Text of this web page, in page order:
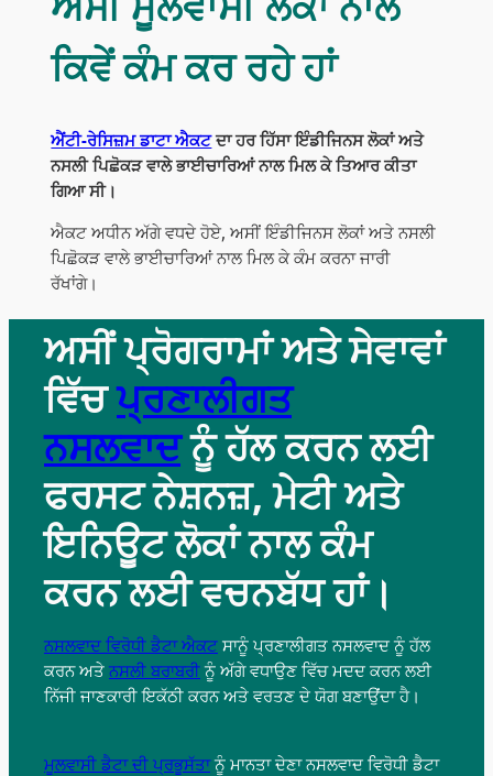
ਕਿਵੇਂ ਕੰਮ ਕਰ ਰਹੇ ਹਾਂ
ਐਂਟੀ-ਰੇਸਿਜ਼ਮ ਡਾਟਾ ਐਕਟਦਾ ਹਰ ਹਿੱਸਾ ਇੰਡੀਜਿਨਸ ਲੋਕਾਂ ਅਤੇ
ਨਸਲੀ ਪਿਛੋਕੜ ਵਾਲੇ ਭਾਈਚਾਰਿਆਂ ਨਾਲ ਮਿਲ ਕੇ ਤਿਆਰ ਕੀਤਾ
ਗਿਆ ਸੀ।
ਐਕਟ ਅਧੀਨ ਅੱਗੇ ਵਧਦੇ ਹੋਏ, ਅਸੀਂ ਇੰਡੀਜਿਨਸ ਲੋਕਾਂ ਅਤੇ ਨਸਲੀ
ਪਿਛੋਕੜ ਵਾਲੇ ਭਾਈਚਾਰਿਆਂ ਨਾਲ ਮਿਲ ਕੇ ਕੰਮ ਕਰਨਾ ਜਾਰੀ
ਰੱਖਾਂਗੇ।
ਅਸੀਂ ਪ੍ਰੋਗਰਾਮਾਂ ਅਤੇ ਸੇਵਾਵਾਂ
ਵਿੱਚਪ੍ਰਣਾਲੀਗਤ
ਨਸਲਵਾਦਨੂੰ ਹੱਲ ਕਰਨ ਲਈ
ਫਰਸਟ ਨੇਸ਼ਨਜ਼, ਮੇਟੀ ਅਤੇ
ਇਨਿਊਟ ਲੋਕਾਂ ਨਾਲ ਕੰਮ
ਕਰਨ ਲਈ ਵਚਨਬੱਧ ਹਾਂ।
ਨਸਲਵਾਦ ਵਿਰੋਧੀ ਡੈਟਾ ਐਕਟ ਸਾਨੂੰ ਪ੍ਰਣਾਲੀਗਤ ਨਸਲਵਾਦ ਨੂੰ ਹੱਲ
ਕਰਨ ਅਤੇ ਨਸਲੀ ਬਰਾਬਰੀਨੂੰ ਅੱਗੇ ਵਧਾਉਣ ਵਿੱਚ ਮਦਦ ਕਰਨ ਲਈ
ਨਿੱਜੀ ਜਾਣਕਾਰੀ ਇਕੱਠੀ ਕਰਨ ਅਤੇ ਵਰਤਣ ਦੇ ਯੋਗ ਬਣਾਉਂਦਾ ਹੈ।
ਮੂਲਵਾਸੀ ਡੈਟਾ ਦੀ ਪ੍ਰਭੂਸੱਤਾਨੂੰ ਮਾਨਤਾ ਦੇਣਾ ਨਸਲਵਾਦ ਵਿਰੋਧੀ ਡੈਟਾ